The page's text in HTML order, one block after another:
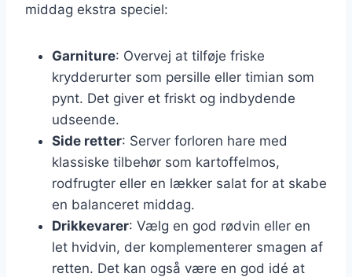
middag ekstra speciel:
Garniture: Overvej at tilføje friske
krydderurter som persille eller timian som
pynt. Det giver et friskt og indbydende
udseende.
Side retter: Server forloren hare med
klassiske tilbehør som kartoffelmos,
rodfrugter eller en lækker salat for at skabe
en balanceret middag.
Drikkevarer: Vælg en god rødvin eller en
let hvidvin, der komplementerer smagen af
retten. Det kan også være en god idé at